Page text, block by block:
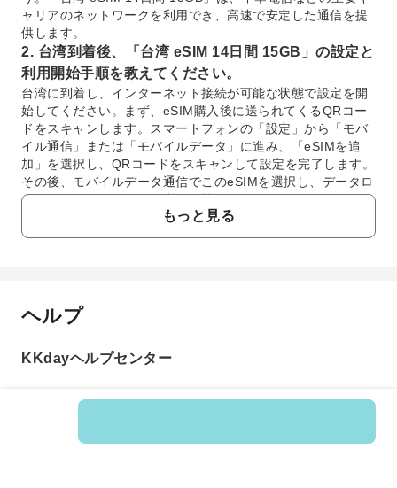
ャリアのネットワークを利用でき、高速で安定した通信を提
供します。
2. 台湾到着後、「台湾 eSIM 14日間 15GB」の設定と
利用開始手順を教えてください。
台湾に到着し、インターネット接続が可能な状態で設定を開
始してください。まず、eSIM購入後に送られてくるQRコー
ドをスキャンします。スマートフォンの「設定」から「モバ
イル通信」または「モバイルデータ」に進み、「eSIMを追
加」を選択し、QRコードをスキャンして設定を完了します。
その後、モバイルデータ通信でこのeSIMを選択し、データロ
ーミングをオンにすれば利用可能です。
3. 台湾でeSIMを利用する際に、実名登録や認証は必
要ですか？
め、台湾での利用にあたって別途実名登録や認証手続きは基
ズにインターネットを利用開始できます。
4. 「台湾 eSIM」を利用すると、LINEなどの日本のア
はい、「台湾 eSIM」をご利用いただいても、LINEやX（旧
通り問題なく使用できます。eSIMはデータ通信を提供するも
もっと見る
よくあるご質問
1. 台湾旅行にはSIMカードとeSIMのどちらを利用
SIMカードとeSIMはそれぞれ利点があります。SIMカー
設定が簡単です。eSIMはSIMカードの抜き差し不要で、
ヘルプ
KKdayヘルプセンター
商品番号: 287333